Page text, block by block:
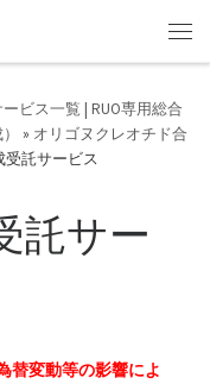
ビス一覧 | RUO専用総合
» オリゴヌクレオチド合
受託サービス
託サー
替変動等の影響によ